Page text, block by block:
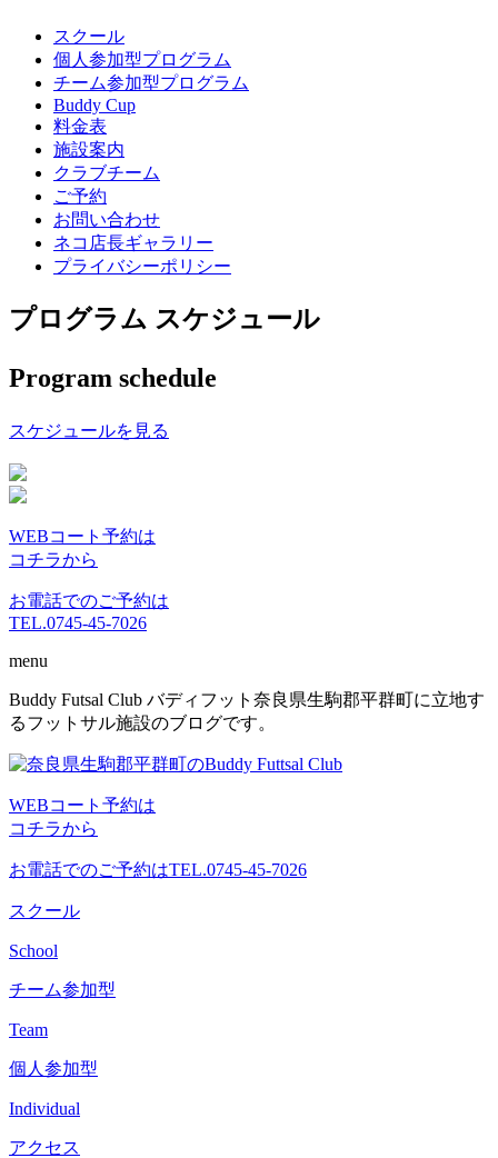
スクール
個人参加型プログラム
チーム参加型プログラム
Buddy Cup
料金表
施設案内
クラブチーム
ご予約
お問い合わせ
ネコ店長ギャラリー
プライバシーポリシー
プログラム スケジュール
Program schedule
スケジュールを見る
WEBコート予約は
コチラから
お電話でのご予約は
TEL.0745-45-7026
menu
コ
ン
ン
へ
ス
キ
ッ
プ
Buddy Futsal Club バディフット奈良県生駒郡平群町に立地す
るフットサル施設のブログです。
WEBコート予約は
コチラから
お電話でのご予約はTEL.0745-45-7026
スクール
School
チーム参加型
Team
個人参加型
Individual
アクセス